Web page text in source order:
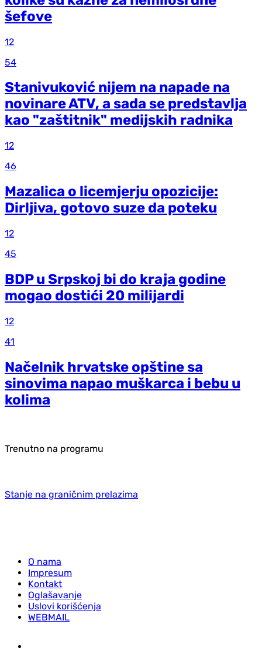
šefove
12
54
Stanivuković nijem na napade na
novinare ATV, a sada se predstavlja
kao "zaštitnik" medijskih radnika
12
46
Mazalica o licemjerju opozicije:
Dirljiva, gotovo suze da poteku
12
45
BDP u Srpskoj bi do kraja godine
mogao dostići 20 milijardi
12
41
Načelnik hrvatske opštine sa
sinovima napao muškarca i bebu u
kolima
Trenutno na programu
Stanje na graničnim prelazima
O nama
Impresum
Kontakt
Oglašavanje
Uslovi korišćenja
WEBMAIL